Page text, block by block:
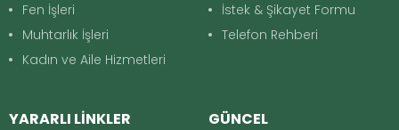
Fen İşleri
Muhtarlık İşleri
Kadın ve Aile Hizmetleri
İstek & Şikayet Formu
Telefon Rehberi
YARARLI LİNKLER GÜNCEL